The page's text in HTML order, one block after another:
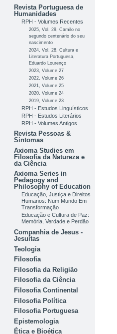
Revista Portuguesa de
Humanidades
RPH - Volumes Recentes
2025, Vol. 29, Camilo no
segundo centenário do seu
nascimento
2024, Vol. 28, Cultura e
Literatura Portuguesa,
Eduardo Lourenço
2023, Volume 27
2022, Volume 26
2021, Volume 25
2020, Volume 24
2019, Volume 23
RPH - Estudos Linguísticos
RPH - Estudos Literários
RPH - Volumes Antigos
Revista Pessoas &
Sintomas
Axioma Studies em
Filosofia da Natureza e
da Ciência
Axioma Series in
Pedagogy and
Philosophy of Education
Educação, Justiça e Direitos
Humanos: Num Mundo Em
Transformação
Educação e Cultura de Paz:
Memória, Verdade e Perdão
Companhia de Jesus -
Jesuítas
Teologia
Filosofia
Filosofia da Religião
Filosofia da Ciência
Filosofia Continental
Filosofia Política
Filosofia Portuguesa
Epistemologia
Ética e Bioética